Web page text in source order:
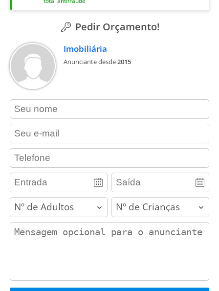
Pedir Orçamento!
Imobiliária
Anunciante desde2015
contact_name
contact_email
contact_phone
adults children
contact_message